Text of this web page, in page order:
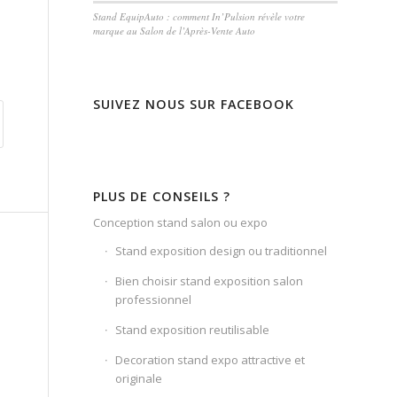
Stand EquipAuto : comment In’Pulsion révèle votre
marque au Salon de l’Après-Vente Auto
SUIVEZ NOUS SUR FACEBOOK
PLUS DE CONSEILS ?
Conception stand salon ou expo
Stand exposition design ou traditionnel
Bien choisir stand exposition salon
professionnel
Stand exposition reutilisable
Decoration stand expo attractive et
originale